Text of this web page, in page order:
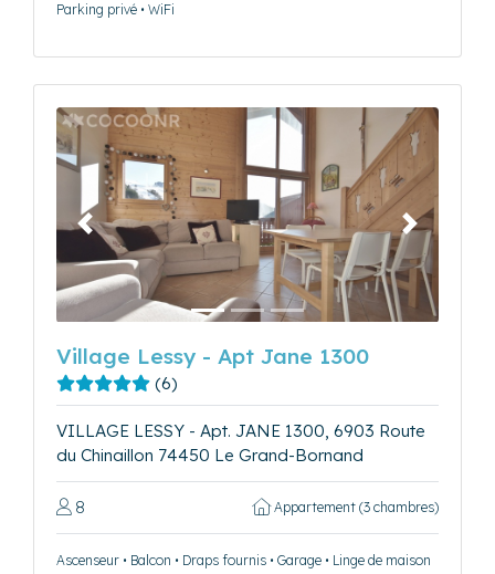
Parking privé • WiFi
Précédent Suivant
Village Lessy - Apt Jane 1300
(6)
VILLAGE LESSY - Apt. JANE 1300, 6903 Route
du Chinaillon 74450 Le Grand-Bornand
8 Appartement (3 chambres)
Ascenseur • Balcon • Draps fournis • Garage • Linge de maison